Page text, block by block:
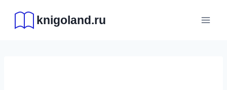
содержимому
knigoland.ru